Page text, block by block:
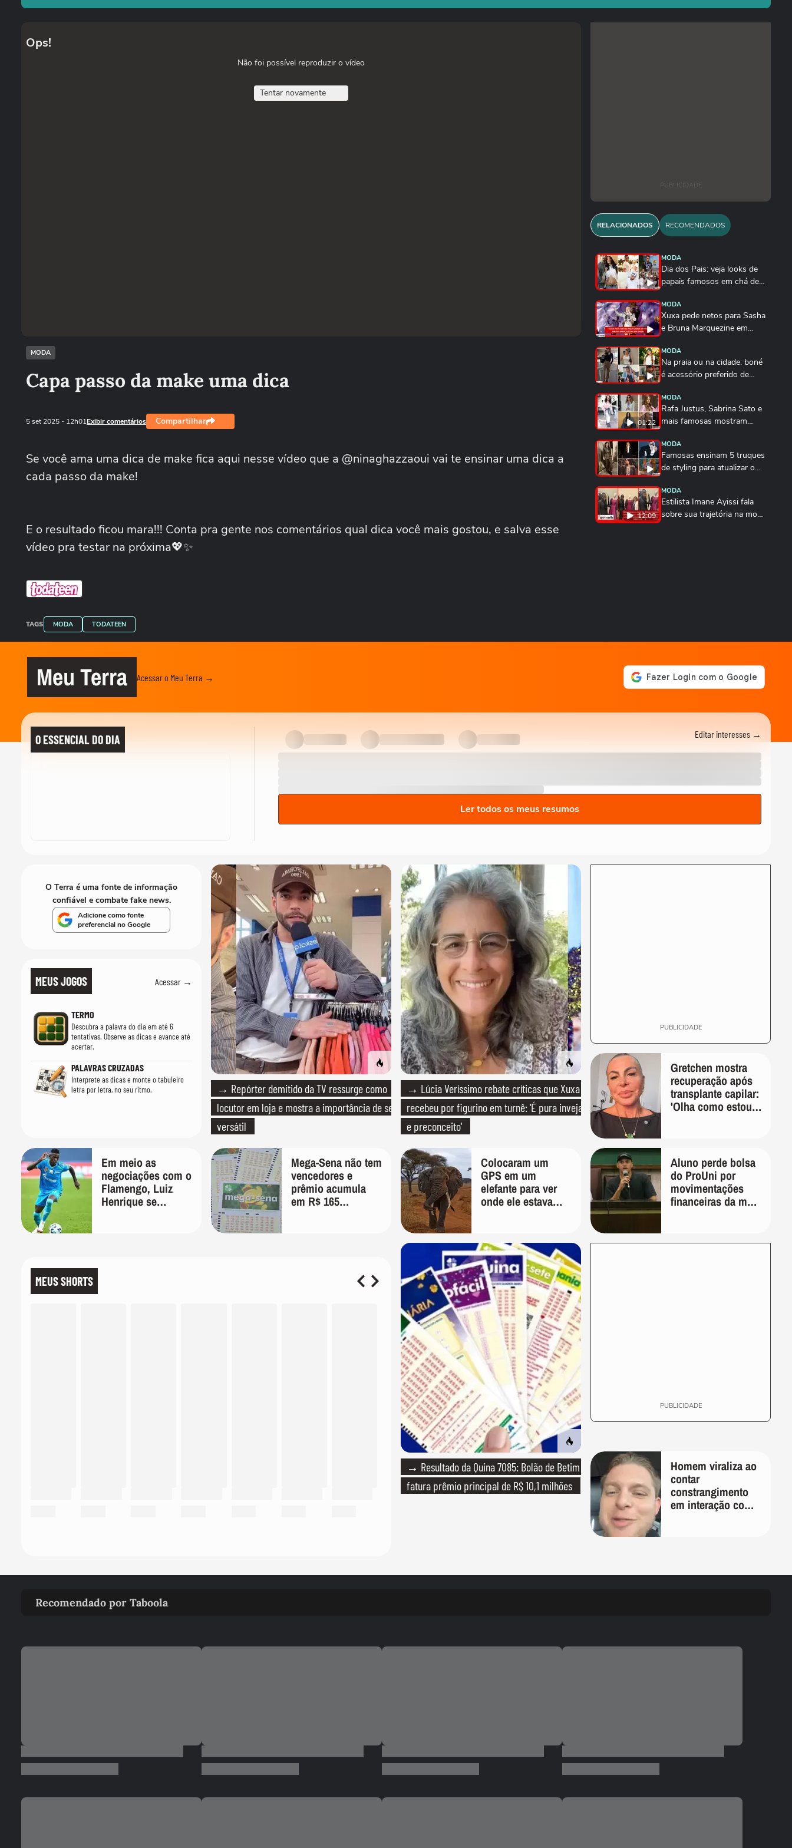
Ops!
Não foi possível reproduzir o vídeo
Tentar novamente
MODA
Capa passo da make uma dica
5 set 2025- 12h01Exibir comentários Compartilhar
Se você ama uma dica de make fica aqui nesse vídeo que a @ninaghazzaoui vai te ensinar uma dica a
cada passo da make!
E o resultado ficou mara!!! Conta pra gente nos comentários qual dica você mais gostou, e salva esse
vídeo pra testar na próxima💖✨
TAGS MODA TODATEEN
PUBLICIDADE
RELACIONADOS RECOMENDADOS
MODA
Dia dos Pais: veja looks de
papais famosos em chá de
MODA
Xuxa pede netos para Sasha
e Bruna Marquezine em
MODA
Na praia ou na cidade: boné
é acessório preferido de
01:22
MODA
Rafa Justus, Sabrina Sato e
mais famosas mostram
MODA
Famosas ensinam 5 truques
de styling para atualizar o
12:09
MODA
Estilista Imane Ayissi fala
sobre sua trajetória na moda
Suéter de ursinho vira
como Rafa Justus,...
MODA
De madrinha de casamento
continua a...
Marina Ruy Barbosa,
Marquezine e Shawn, Sasha
Unhas para a Copa do
MODA
Meu Terra Acessar o Meu Terra →
O ESSENCIAL DO DIA Editar interesses →
Ler todos os meus resumos
MEUS JOGOS Acessar →
TERMO
Descubra a palavra do dia em até 6
tentativas. Observe as dicas e avance até
acertar.
PALAVRAS CRUZADAS
Interprete as dicas e monte o tabuleiro
letra por letra, no seu ritmo.
→ Repórter demitido da TV ressurge como
locutor em loja e mostra a importância de ser
versátil
→ Lúcia Veríssimo rebate críticas que Xuxa
recebeu por figurino em turnê: 'É pura inveja
e preconceito'
PUBLICIDADE
→ Resultado da Quina 7085: Bolão de Betim
fatura prêmio principal de R$ 10,1 milhões
Gretchen mostra
recuperação após
transplante capilar:
'Olha como estou
Em meio as
negociações com o
Flamengo, Luiz
Henrique se
Mega-Sena não tem
vencedores e
prêmio acumula
em R$ 165
Colocaram um
GPS em um
elefante para ver
onde ele estava
desenhou um
mapa que
surpreendeu os
cientistas
Aluno perde bolsa
do ProUni por
movimentações
financeiras da mãe
MEUS SHORTS
PUBLICIDADE
O Terra é uma fonte de informação
confiável e combate fake news.
Adicione como fonte
preferencial no Google
Homem viraliza ao
contar
constrangimento
em interação com
Recomendado por Taboola